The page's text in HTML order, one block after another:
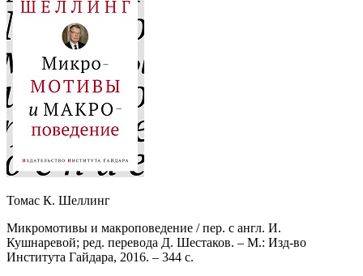
Томас К. Шеллинг
Микромотивы и макроповедение / пер. с англ. И.
Кушнаревой; ред. перевода Д. Шестаков. – М.: Изд-во
Института Гайдара, 2016. – 344 с.